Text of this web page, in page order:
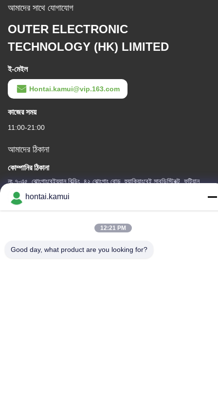
আমাদের সাথে যোগাযোগ
OUTER ELECTRONIC
TECHNOLOGY (HK) LIMITED
ই-মেইল
Hontai.kamui@vip.163.com
কাজের সময়
11:00-21:00
আমাদের ঠিকানা
কোম্পানির ঠিকানা
নং ৭-এ৫, ঝোংগাংবেইয়ুয়ান বিল্ডিং, ৪২ ঝোংগাং রোড, হুয়াকিয়াংবেই সাবডিস্ট্রিক্ট, ফুটিয়ান
জেলা, শেনজেন, চীন
কারখানার ঠিকানা
86-755-82861683
hontai.kamui
12:21 PM
Good day, what product are you looking for?